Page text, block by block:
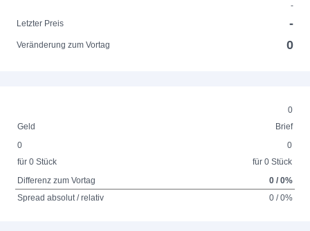
-
Letzter Preis
-
Veränderung zum Vortag 0
0
Geld
Brief
0
für 0 Stück
0
für 0 Stück
Differenz zum Vortag
0 / 0%
Spread absolut / relativ
0 / 0%